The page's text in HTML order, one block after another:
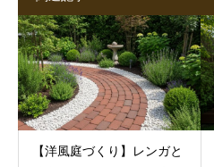
【洋風庭づくり】レンガと